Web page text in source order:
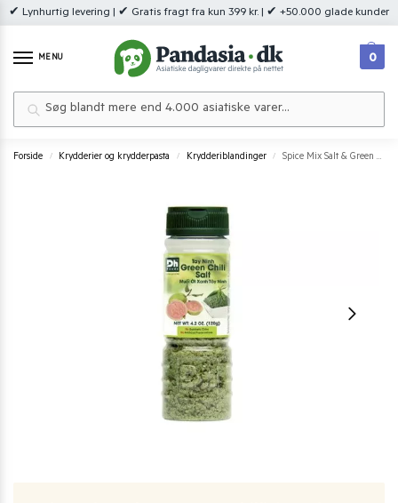
✔ Lynhurtig levering | ✔ Gratis fragt fra kun 399 kr. | ✔ +50.000 glade kunder
MENU 0
Forside / Krydderier og krydderpasta / Krydderiblandinger / Spice Mix Salt & Green Chilli (muoi ot xanh tay ninh) 120 g.